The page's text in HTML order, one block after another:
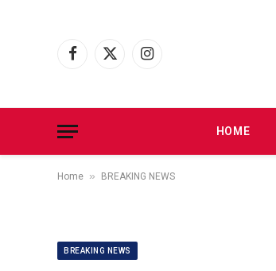
Facebook
X
Instagram
HOME
Home » BREAKING NEWS
BREAKING NEWS